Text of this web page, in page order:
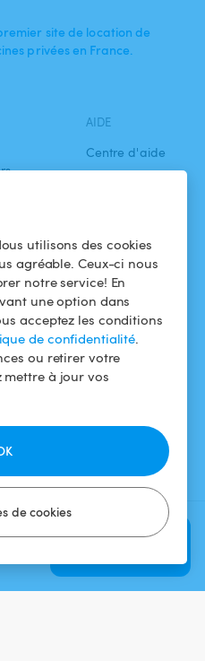
utilisons des cookies
agréable. Ceux-ci nous
notre service! En
une option dans
acceptez les conditions
de confidentialité.
ou retirer votre
mettre à jour vos
de cookies
Vérifier la
site de location de
privées en France.
piscine
ça
AIDE
Centre d'aide
confidentialité
Mentions légales
TÉLÉCHARGEZ L'APP